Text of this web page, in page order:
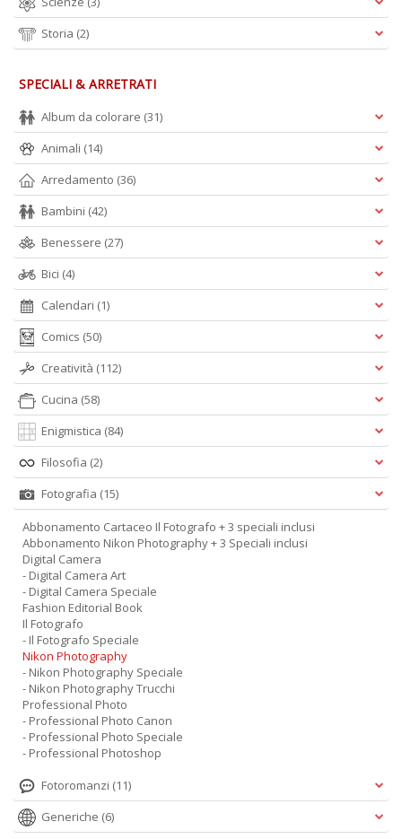
Storia (2)
SPECIALI & ARRETRATI
Album da colorare (31)
Animali (14)
Arredamento (36)
Bambini (42)
Benessere (27)
Bici (4)
Calendari (1)
Comics (50)
Creatività (112)
Cucina (58)
Enigmistica (84)
Filosofia (2)
Fotografia (15)
Abbonamento Cartaceo Il Fotografo + 3 speciali inclusi
Abbonamento Nikon Photography + 3 Speciali inclusi
Digital Camera
- Digital Camera Art
- Digital Camera Speciale
Fashion Editorial Book
Il Fotografo
- Il Fotografo Speciale
Nikon Photography
- Nikon Photography Speciale
- Nikon Photography Trucchi
Professional Photo
- Professional Photo Canon
- Professional Photo Speciale
- Professional Photoshop
Fotoromanzi (11)
Generiche (6)